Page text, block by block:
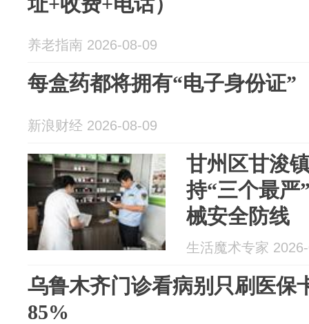
养老指南 2026-08-09
每盒药都将拥有“电子身份证”
新浪财经 2026-08-09
甘州区甘浚
持“三个最严
械安全防线
生活魔术专家
乌鲁木齐门诊看病别只刷医保
85%